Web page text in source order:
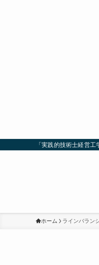
「実践的技術士経営
ホーム ラインバラン